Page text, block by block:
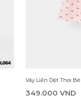
Váy Liền Dệt Thoi Bé
349.000 VND